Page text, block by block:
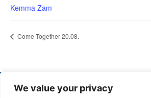
We value your privacy
Kemma Zam
Come Together 20.08.
Impressum